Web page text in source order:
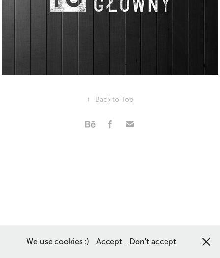
↑ Back to Top
We use cookies :) Accept Don't accept